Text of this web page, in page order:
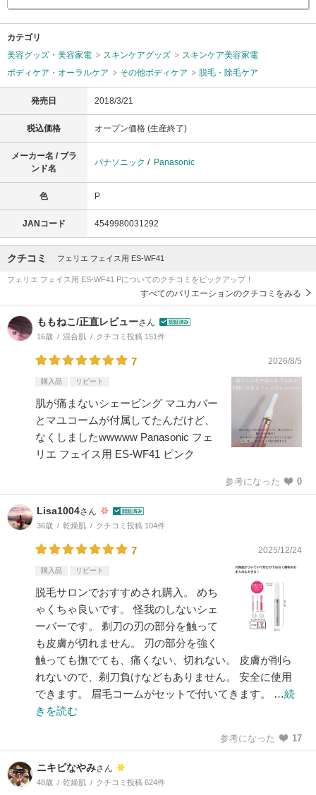
カテゴリ
美容グッズ・美容家電
スキンケアグッズ
スキンケア美容家電
ボディケア・オーラルケア
その他ボディケア 脱毛・除毛ケア
発売日 2018/3/21
税込価格 オープン価格 (生産終了)
メーカー名 / ブラ
ンド名
パナソニック / Panasonic
色 P
JANコード 4549980031292
クチコミ フェリエ フェイス用 ES-WF41
フェリエ フェイス用 ES-WF41 Pについてのクチコミをピックアップ！
すべてのバリエーションのクチコミをみる
ももねこ/正直レビューさん
16歳 混合肌 クチコミ投稿 151件
7 2026/8/5
購入品 リピート
肌が痛まないシェービング マユカバー
とマユコームが付属してたんだけど、
なくしましたwwwww Panasonic フェ
リエ フェイス用 ES-WF41 ピンク
参考になった 0
Lisa1004さん
36歳 乾燥肌 クチコミ投稿 104件
7 2025/12/24
購入品 リピート
脱毛サロンでおすすめされ購入。 めち
ゃくちゃ良いです。 怪我のしないシェ
ーバーです。 剃刀の刃の部分を触って
も皮膚が切れません。 刃の部分を強く
触っても撫でても、痛くない、切れない。 皮膚が削ら
れないので、剃刀負けなどもありません。 安全に使用
できます。 眉毛コームがセットで付いてきます。 …続
きを読む
参考になった 17
ニキビなやみさん
48歳 乾燥肌 クチコミ投稿 624件